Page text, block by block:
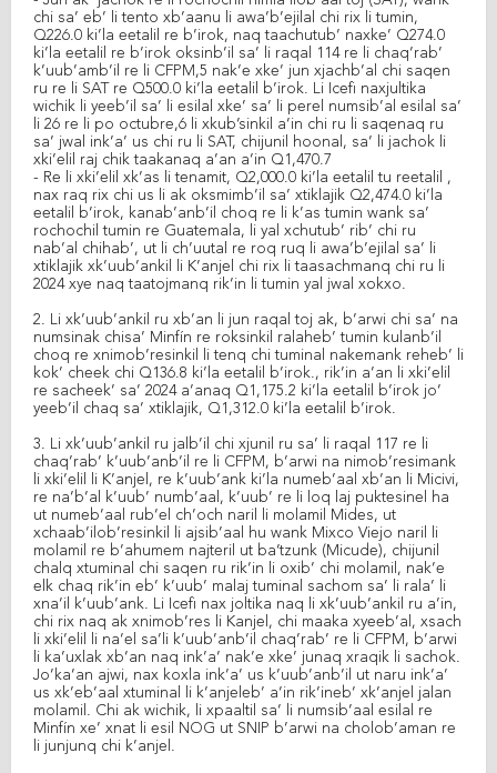
chi sa’ eb’ li tento xb’aanu li awa’b’ejilal chi rix li tumin,
Q226.0 ki’la eetalil re b’irok, naq taachutub’ naxke’ Q274.0
ki’la eetalil re b’irok oksinb’il sa’ li raqal 114 re li chaq’rab’
k’uub’amb’il re li CFPM,5 nak’e xke’ jun xjachb’al chi saqen
ru re li SAT re Q500.0 ki’la eetalil b’irok. Li Icefi naxjultika
wichik li yeeb’il sa’ li esilal xke’ sa’ li perel numsib’al esilal sa’
li 26 re li po octubre,6 li xkub’sinkil a’in chi ru li saqenaq ru
sa’ jwal ink’a’ us chi ru li SAT, chijunil hoonal, sa’ li jachok li
xki’elil raj chik taakanaq a’an a’in Q1,470.7
- Re li xki’elil xk’as li tenamit, Q2,000.0 ki’la eetalil tu reetalil ,
nax raq rix chi us li ak oksmimb’il sa’ xtiklajik Q2,474.0 ki’la
eetalil b’irok, kanab’anb’il choq re li k’as tumin wank sa’
rochochil tumin re Guatemala, li yal xchutub’ rib’ chi ru
nab’al chihab’, ut li ch’uutal re roq ruq li awa’b’ejilal sa’ li
xtiklajik xk’uub’ankil li K’anjel chi rix li taasachmanq chi ru li
2024 xye naq taatojmanq rik’in li tumin yal jwal xokxo.
2. Li xk’uub’ankil ru xb’an li jun raqal toj ak, b’arwi chi sa’ na
numsinak chisa’ Minfín re roksinkil ralaheb’ tumin kulanb’il
choq re xnimob’resinkil li tenq chi tuminal nakemank reheb’ li
kok’ cheek chi Q136.8 ki’la eetalil b’irok., rik’in a’an li xki’elil
re sacheek’ sa’ 2024 a’anaq Q1,175.2 ki’la eetalil b’irok jo’
yeeb’il chaq sa’ xtiklajik, Q1,312.0 ki’la eetalil b’irok.
3. Li xk’uub’ankil ru jalb’il chi xjunil ru sa’ li raqal 117 re li
chaq’rab’ k’uub’anb’il re li CFPM, b’arwi na nimob’resimank
li xki’elil li K’anjel, re k’uub’ank ki’la numeb’aal xb’an li Micivi,
re na’b’al k’uub’ numb’aal, k’uub’ re li loq laj puktesinel ha
ut numeb’aal rub’el ch’och naril li molamil Mides, ut
xchaab’ilob’resinkil li ajsib’aal hu wank Mixco Viejo naril li
molamil re b’ahumem najteril ut ba’tzunk (Micude), chijunil
chalq xtuminal chi saqen ru rik’in li oxib’ chi molamil, nak’e
elk chaq rik’in eb’ k’uub’ malaj tuminal sachom sa’ li rala’ li
xna’il k’uub’ank. Li Icefi nax joltika naq li xk’uub’ankil ru a’in,
chi rix naq ak xnimob’res li Kanjel, chi maaka xyeeb’al, xsach
li xki’elil li na’el sa’li k’uub’anb’il chaq’rab’ re li CFPM, b’arwi
li ka’uxlak xb’an naq ink’a’ nak’e xke’ junaq xraqik li sachok.
Jo’ka’an ajwi, nax koxla ink’a’ us k’uub’anb’il ut naru ink’a’
us xk’eb’aal xtuminal li k’anjeleb’ a’in rik’ineb’ xk’anjel jalan
molamil. Chi ak wichik, li xpaaltil sa’ li numsib’aal esilal re
Minfín xe’ xnat li esil NOG ut SNIP b’arwi na cholob’aman re
li junjunq chi k’anjel.